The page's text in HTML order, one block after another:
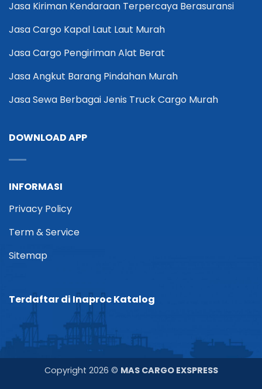
Jasa Kiriman Kendaraan Terpercaya Berasuransi
Jasa Cargo Kapal Laut Laut Murah
Jasa Cargo Pengiriman Alat Berat
Jasa Angkut Barang Pindahan Murah
Jasa Sewa Berbagai Jenis Truck Cargo Murah
DOWNLOAD APP
INFORMASI
Privacy Policy
Term & Service
Sitemap
Terdaftar di Inaproc Katalog
Copyright 2026 © MAS CARGO EXSPRESS